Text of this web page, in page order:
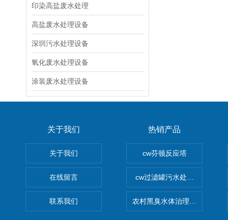
印染高盐废水处理
高盐废水处理设备
深圳污水处理设备
氧化废水处理设备
涂装废水处理设备
关于我们
关于我们
在线留言
联系我们
热销产品
cw芬顿反应塔
cw过滤罐污水处理设备 多介
农村黑臭水体治理设备